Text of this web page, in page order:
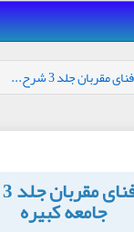
مقربان جلد 3 شرح...
جامعه کبیره